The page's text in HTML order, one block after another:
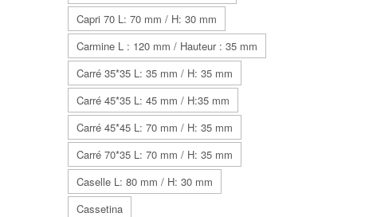
Capri 70 L: 70 mm / H: 30 mm
Carmine L : 120 mm / Hauteur : 35 mm
Carré 35*35 L: 35 mm / H: 35 mm
Carré 45*35 L: 45 mm / H:35 mm
Carré 45*45 L: 70 mm / H: 35 mm
Carré 70*35 L: 70 mm / H: 35 mm
Caselle L: 80 mm / H: 30 mm
Cassetina